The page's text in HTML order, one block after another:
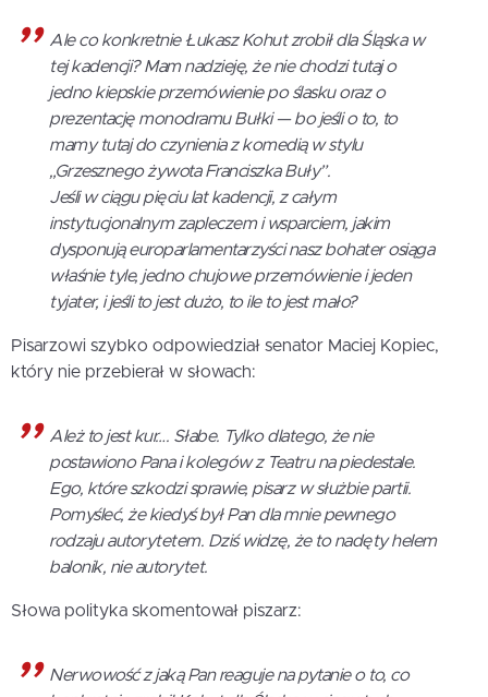
Ale co konkretnie Łukasz Kohut zrobił dla Śląska w
tej kadencji? Mam nadzieję, że nie chodzi tutaj o
jedno kiepskie przemówienie po ślasku oraz o
prezentację monodramu Bułki — bo jeśli o to, to
mamy tutaj do czynienia z komedią w stylu
„Grzesznego żywota Franciszka Buły”.
Jeśli w ciągu pięciu lat kadencji, z całym
instytucjonalnym zapleczem i wsparciem, jakim
dysponują europarlamentarzyści nasz bohater osiąga
właśnie tyle, jedno chujowe przemówienie i jeden
tyjater, i jeśli to jest dużo, to ile to jest mało?
Pisarzowi szybko odpowiedział senator Maciej Kopiec,
który nie przebierał w słowach:
Ależ to jest kur…. Słabe. Tylko dlatego, że nie
postawiono Pana i kolegów z Teatru na piedestale.
Ego, które szkodzi sprawie, pisarz w służbie partii.
Pomyśleć, że kiedyś był Pan dla mnie pewnego
rodzaju autorytetem. Dziś widzę, że to nadęty helem
balonik, nie autorytet.
Słowa polityka skomentował piszarz:
Nerwowość z jaką Pan reaguje na pytanie o to, co